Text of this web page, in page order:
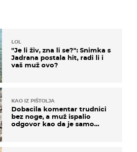
LOL
"Je li živ, zna li se?": Snimka s
Jadrana postala hit, radi li i
vaš muž ovo?
KAO IZ PIŠTOLJA
Dobacila komentar trudnici
bez noge, a muž ispalio
odgovor kao da je samo